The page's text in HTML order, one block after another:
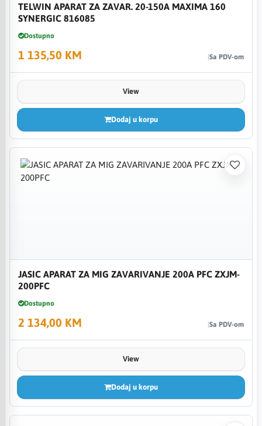
TELWIN APARAT ZA ZAVAR. 20-150A MAXIMA 160
SYNERGIC 816085
Dostupno
1 135,50 KM Sa PDV-om
View
Dodaj u korpu
JASIC APARAT ZA MIG ZAVARIVANJE 200A PFC ZXJM-
200PFC
Dostupno
2 134,00 KM Sa PDV-om
View
Dodaj u korpu